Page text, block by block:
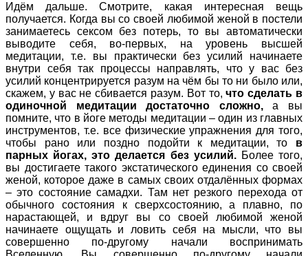
Идём дальше. Смотрите, какая интересная вещь
получается. Когда вы со своей любимой женой в постели
занимаетесь сексом без потерь, то вы автоматически
выводите себя, во-первых, на уровень высшей
медитации, т.е. вы практически без усилий начинаете
внутри себя так процессы направлять, что у вас без
усилий концентрируется разум на чём бы то ни было или,
скажем, у вас не сбивается разум. Вот то,что сделать в
одиночной медитации достаточно сложно,а вы
помните, что в йоге методы медитации – один из главных
инструментов, т.е. все физические упражнения для того,
чтобы рано или поздно подойти к медитации, то в
парных йогах, это делается без усилий.Более того,
вы достигаете такого экстатического единения со своей
женой, которое даже в самых своих отдалённых формах
– это состояние самадхи. Там нет резкого перехода от
обычного состояния к сверхсостоянию, а плавно, по
нарастающей, и вдруг вы со своей любимой женой
начинаете ощущать и ловить себя на мысли, что вы
совершенно по-другому начали воспринимать